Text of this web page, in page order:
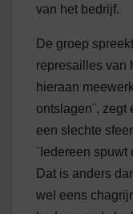
van het bedrijf.
De groep
represailles van
hieraan
ontslagen¨,
een slechte
¨Iedereen
Dat is anders
wel eens